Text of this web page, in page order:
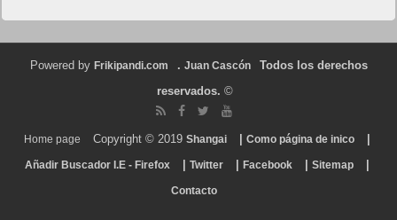
Powered by Frikipandi.com . Juan Cascón
Todos los derechos
reservados. ©
Home page Copyright © 2019 Shangai | Como página de inico |
Añadir Buscador I.E - Firefox | Twitter | Facebook | Sitemap |
Contacto